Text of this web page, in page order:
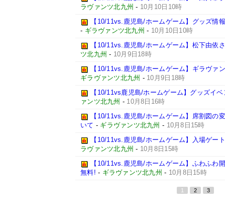
ラヴァンツ北九州 - 10月10日10時
【10/11vs.鹿児島/ホームゲーム】グッズ情
- ギラヴァンツ北九州 - 10月10日10時
【10/11vs.鹿児島/ホームゲーム】松下由依
ツ北九州 - 10月9日18時
【10/11vs.鹿児島/ホームゲーム】ギラヴァ
ギラヴァンツ北九州 - 10月9日18時
【10/11vs鹿児島/ホームゲーム】グッズイ
ァンツ北九州 - 10月8日16時
【10/11vs.鹿児島/ホームゲーム】席割図の
いて - ギラヴァンツ北九州 - 10月8日15時
【10/11vs.鹿児島/ホームゲーム】入場ゲー
ラヴァンツ北九州 - 10月8日15時
【10/11vs.鹿児島/ホームゲーム】ふわふわ
無料! - ギラヴァンツ北九州 - 10月8日15時
1 2 3